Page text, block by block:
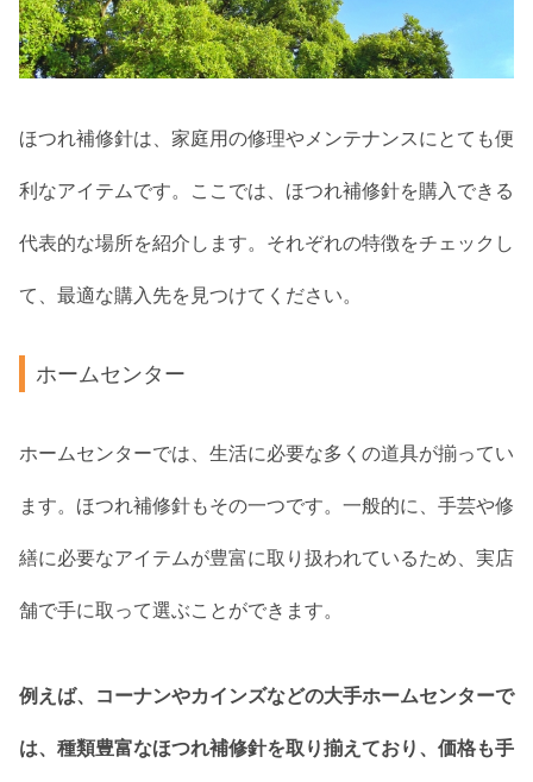
ほつれ補修針は、家庭用の修理やメンテナンスにとても便
利なアイテムです。ここでは、ほつれ補修針を購入できる
代表的な場所を紹介します。それぞれの特徴をチェックし
て、最適な購入先を見つけてください。
ホームセンター
ホームセンターでは、生活に必要な多くの道具が揃ってい
ます。ほつれ補修針もその一つです。一般的に、手芸や修
繕に必要なアイテムが豊富に取り扱われているため、実店
舗で手に取って選ぶことができます。
例えば、コーナンやカインズなどの大手ホームセンターで
は、種類豊富なほつれ補修針を取り揃えており、価格も手